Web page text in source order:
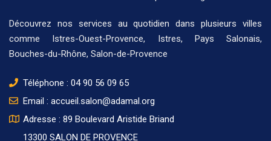
Découvrez nos services au quotidien dans plusieursvilles
comme Istres-Ouest-Provence, Istres, Pays Salonais,
Bouches-du-Rhône, Salon-de-Provence
Téléphone : 04 90 56 09 65
Email : accueil.salon@adamal.org
Adresse : 89 Boulevard Aristide Briand
13300 SALON DE PROVENCE